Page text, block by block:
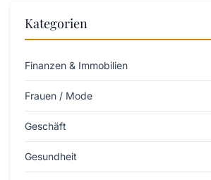
Kategorien
Finanzen & Immobilien
Frauen / Mode
Geschäft
Gesundheit